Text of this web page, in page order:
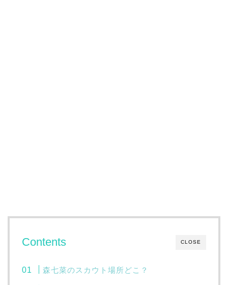
CLOSE
Contents
森七菜のスカウト場所どこ？